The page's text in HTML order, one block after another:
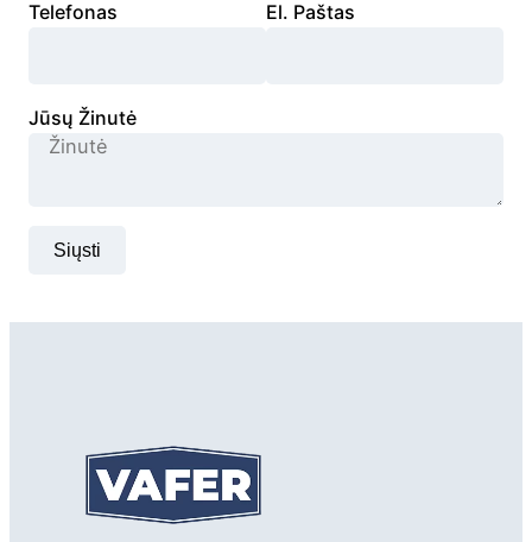
Telefonas El. Paštas
Jūsų Žinutė